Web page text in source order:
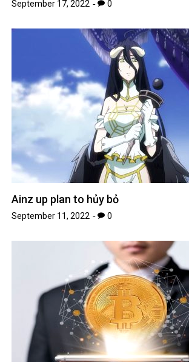
September 17, 2022 0
Ainz up plan to hủy bỏ
September 11, 2022 0